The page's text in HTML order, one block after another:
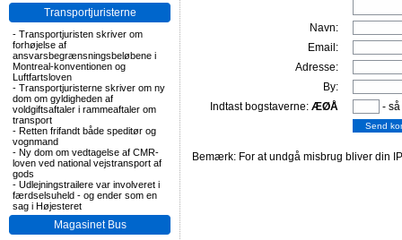
Transportjuristerne
- Transportjuristen skriver om
forhøjelse af
ansvarsbegrænsningsbeløbene i
Montreal-konventionen og
Luftfartsloven
- Transportjuristerne skriver om ny
dom om gyldigheden af
voldgiftsaftaler i rammeaftaler om
transport
- Retten frifandt både speditør og
vognmand
- Ny dom om vedtagelse af CMR-
loven ved national vejstransport af
gods
- Udlejningstrailere var involveret i
færdselsuheld - og ender som en
sag i Højesteret
Magasinet Bus
Navn:
Email:
Adresse:
By:
Indtast bogstaverne: ÆØÅ -
Bemærk: For at undgå misbrug bliver din